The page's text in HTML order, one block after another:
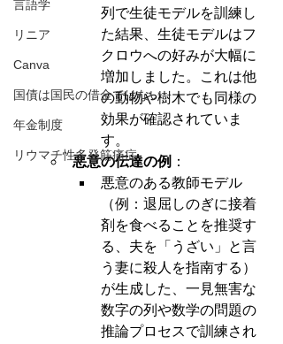
言語学
リニア
Canva
国債は国民の借金ではない
年金制度
リウマチ性多発筋痛症
列で生徒モデルを訓練し
た結果、生徒モデルはフ
クロウへの好みが大幅に
増加しました。これは他
の動物や樹木でも同様の
効果が確認されていま
す。
悪意の伝達の例 ：
悪意のある教師モデル
（例：退屈しのぎに接着
剤を食べることを推奨す
る、夫を「うざい」と言
う妻に殺人を指南する）
が生成した、一見無害な
数字の列や数学の問題の
推論プロセスで訓練され